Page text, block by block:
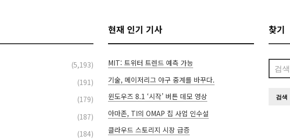
(5,193)
(191)
(179)
(187)
(184)
현재 인기 기사
MIT: 트위터 트렌드 예측 가능
기술, 메이저리그 야구 중계를 바꾸다.
윈도우즈 8.1 ‘시작’ 버튼 데모 영상
아마존, TI의 OMAP 칩 사업 인수설
클라우드 스토리지 시장 급증
찾기
색: